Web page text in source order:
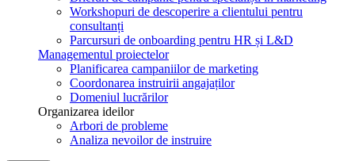
Workshopuri de descoperire a clientului pentru
consultanți
Parcursuri de onboarding pentru HR și L&D
Managementul proiectelor
Planificarea campaniilor de marketing
Coordonarea instruirii angajaților
Domeniul lucrărilor
Organizarea ideilor
Arbori de probleme
Analiza nevoilor de instruire